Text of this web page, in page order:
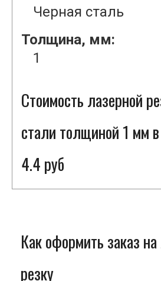
Черная сталь
Толщина, мм:
1
Стоимость лазерной
стали толщиной 1 мм
4.4 руб
Как оформить заказ
резку